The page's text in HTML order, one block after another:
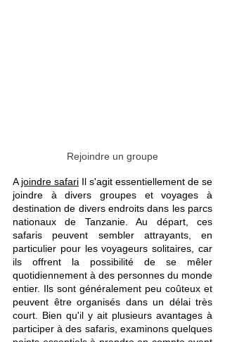
Rejoindre un groupe
A joindre safari Il s'agit essentiellement de se
joindre à divers groupes et voyages à
destination de divers endroits dans les parcs
nationaux de Tanzanie. Au départ, ces
safaris peuvent sembler attrayants, en
particulier pour les voyageurs solitaires, car
ils offrent la possibilité de se mêler
quotidiennement à des personnes du monde
entier. Ils sont généralement peu coûteux et
peuvent être organisés dans un délai très
court. Bien qu'il y ait plusieurs avantages à
participer à des safaris, examinons quelques